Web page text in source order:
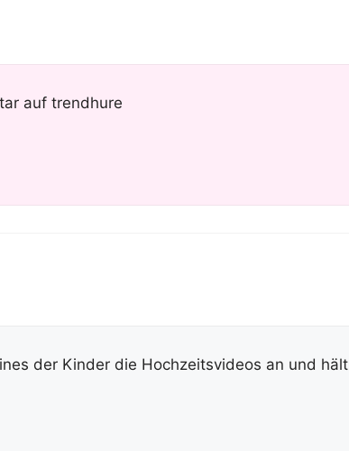
auf trendhure
der Kinder die Hochzeitsvideos an und hält